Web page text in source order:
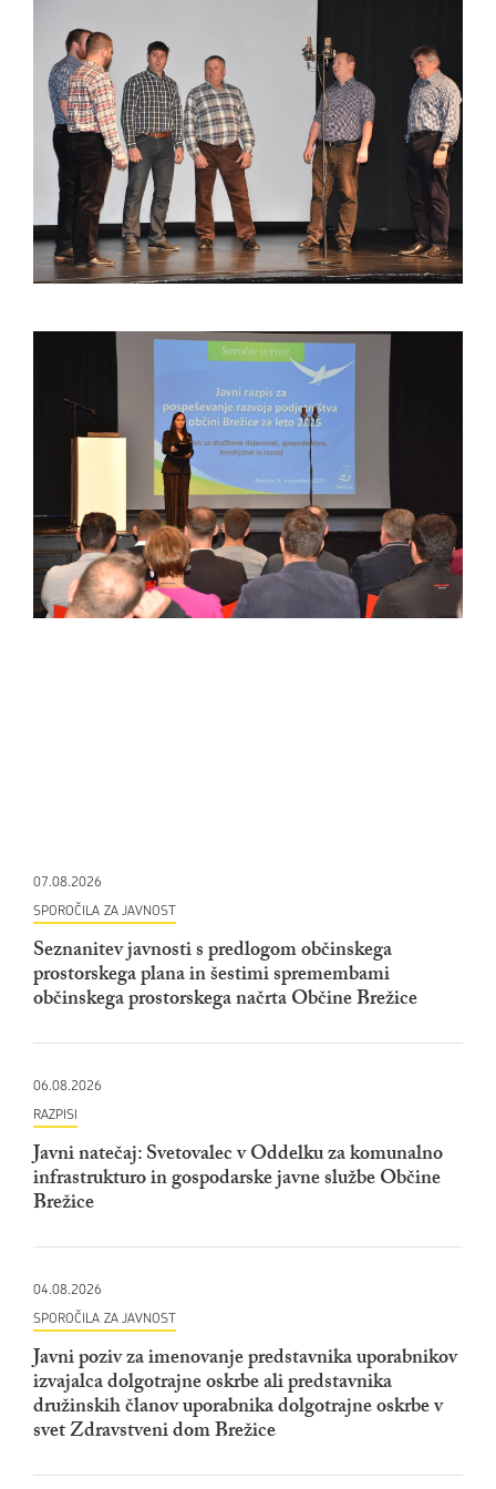
07.08.2026
SPOROČILA ZA JAVNOST
Seznanitev javnosti s predlogom občinskega
prostorskega plana in šestimi spremembami
občinskega prostorskega načrta Občine Brežice
06.08.2026
RAZPISI
Javni natečaj: Svetovalec v Oddelku za komunalno
infrastrukturo in gospodarske javne službe Občine
Brežice
04.08.2026
SPOROČILA ZA JAVNOST
Javni poziv za imenovanje predstavnika uporabnikov
izvajalca dolgotrajne oskrbe ali predstavnika
družinskih članov uporabnika dolgotrajne oskrbe v
svet Zdravstveni dom Brežice